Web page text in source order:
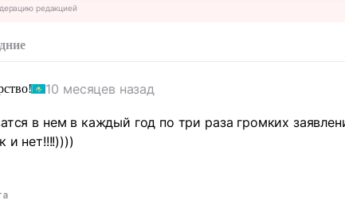
редакцией
10 месяцев назад
в нем в каждый год по три раза громких
и нет!!!!))))